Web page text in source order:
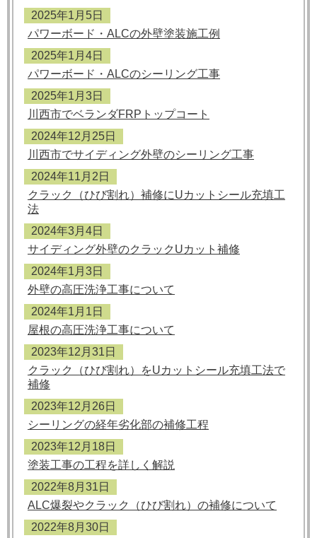
2025年1月5日
パワーボード・ALCの外壁塗装施工例
2025年1月4日
パワーボード・ALCのシーリング工事
2025年1月3日
川西市でベランダFRPトップコート
2024年12月25日
川西市でサイディング外壁のシーリング工事
2024年11月2日
クラック（ひび割れ）補修にUカットシール充填工
法
2024年3月4日
サイディング外壁のクラックUカット補修
2024年1月3日
外壁の高圧洗浄工事について
2024年1月1日
屋根の高圧洗浄工事について
2023年12月31日
クラック（ひび割れ）をUカットシール充填工法で
補修
2023年12月26日
シーリングの経年劣化部の補修工程
2023年12月18日
塗装工事の工程を詳しく解説
2022年8月31日
ALC爆裂やクラック（ひび割れ）の補修について
2022年8月30日